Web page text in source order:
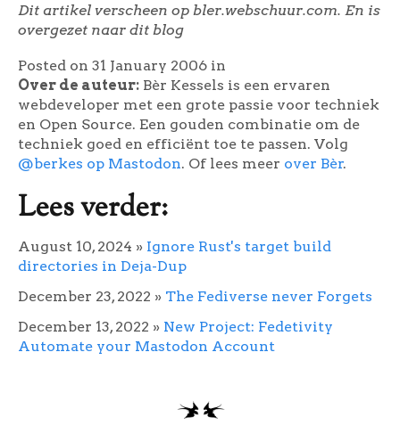
Dit artikel verscheen op bler.webschuur.com. En is
overgezet naar dit blog
Posted on 31 January 2006 in
Over de auteur: Bèr Kessels is een ervaren
webdeveloper met een grote passie voor techniek
en Open Source. Een gouden combinatie om de
techniek goed en efficiënt toe te passen. Volg
@berkes op Mastodon. Of lees meer over Bèr.
Lees verder:
August 10, 2024 » Ignore Rust's target build
directories in Deja-Dup
December 23, 2022 » The Fediverse never Forgets
December 13, 2022 » New Project: Fedetivity
Automate your Mastodon Account